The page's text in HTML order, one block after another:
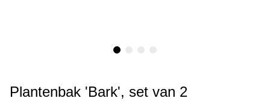
Plantenbak 'Bark', set van 2